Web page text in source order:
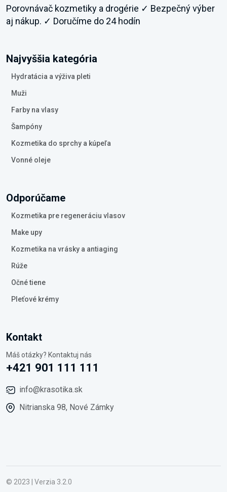
Porovnávač kozmetiky a drogérie ✓ Bezpečný výber
aj nákup. ✓ Doručíme do 24 hodín
Najvyššia kategória
Hydratácia a výživa pleti
Muži
Farby na vlasy
Šampóny
Kozmetika do sprchy a kúpeľa
Vonné oleje
Odporúčame
Kozmetika pre regeneráciu vlasov
Make upy
Kozmetika na vrásky a antiaging
Rúže
Očné tiene
Pleťové krémy
Kontakt
Máš otázky? Kontaktuj nás
+421 901 111 111
info@krasotika.sk
Nitrianska 98, Nové Zámky
© 2023 | Verzia 3.2.0